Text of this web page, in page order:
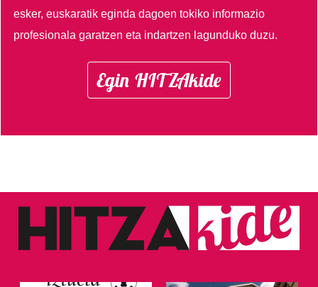
esker, euskaratik eginda dagoen tokiko informazio
profesionala garatzen eta indartzen lagunduko duzu.
Egin HITZAkide